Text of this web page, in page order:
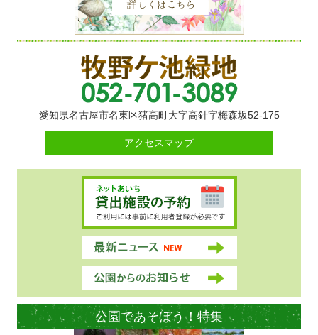
愛知県名古屋市名東区猪高町大字高針字梅森坂52-175
アクセスマップ
公園であそぼう！特集